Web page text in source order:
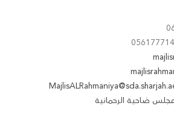
ضاحية الرحمانية